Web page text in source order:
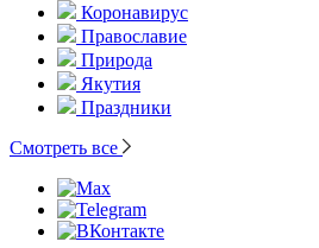
Коронавирус
Православие
Природа
Якутия
Праздники
Смотреть все